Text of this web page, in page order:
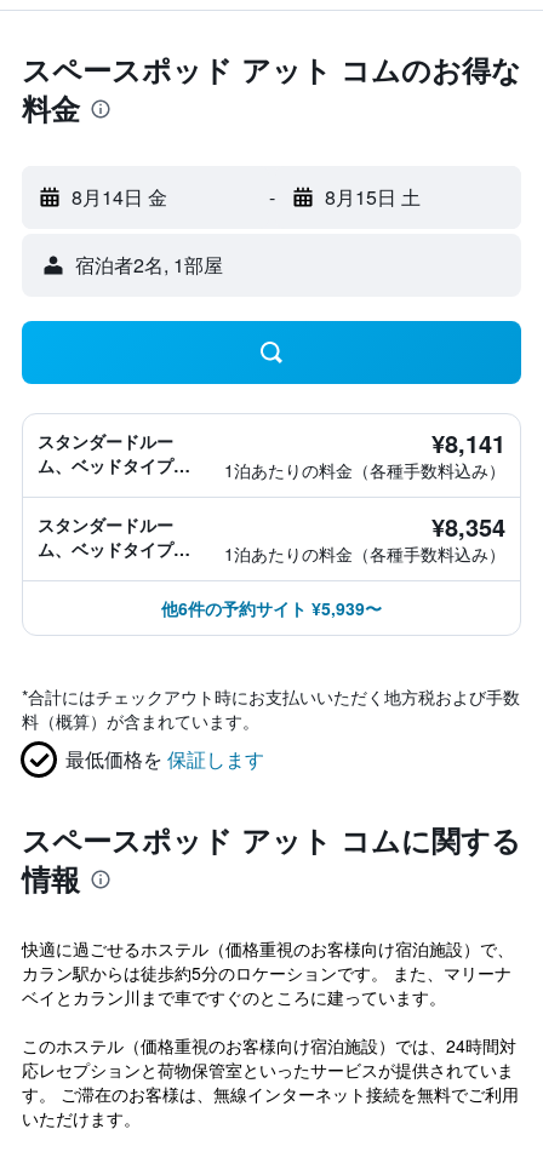
スペースポッド アット コムのお得な
料金
8月14日 金 - 8月15日 土
宿泊者2名, 1​部屋
スタンダードルー
ム、ベッドタイプ情
¥8,141
1泊あたりの料金（各種手数料込み）
スタンダードルー
ム、ベッドタイプ情
¥8,354
1泊あたりの料金（各種手数料込み）
他6件の予約サイト ¥5,939〜
*合計にはチェックアウト時にお支払いいただく地方税および手数
料（概算）が含まれています。
最低価格を 保証します
スペースポッド アット コムに関する
情報
快適に過ごせるホステル（価格重視のお客様向け宿泊施設）で、
カラン駅からは徒歩約5分のロケーションです。 また、マリーナ
ベイとカラン川まで車ですぐのところに建っています。
このホステル（価格重視のお客様向け宿泊施設）では、24時間対
応レセプションと荷物保管室といったサービスが提供されていま
す。 ご滞在のお客様は、無線インターネット接続を無料でご利用
いただけます。